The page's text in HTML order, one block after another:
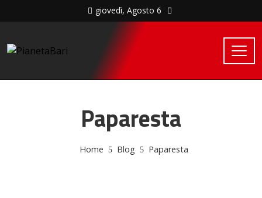
giovedì, Agosto 6
Paparesta
Home Blog Paparesta